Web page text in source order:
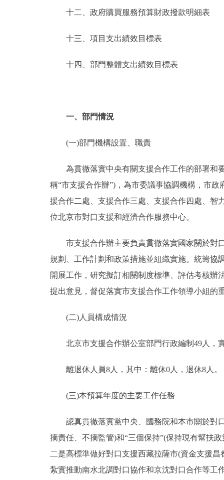
十二、政府購買服務預算財政撥款明細表
十三、項目支出績效目標表
十四、部門整體支出績效目標表
一、部門情況
(一)部門機構設置、職責
為貫徹落實中央有關支援合作工作的部署和要
稱“市支援合作辦”)，為市委議事協調機構，市
援合作二處、支援合作三處、支援合作四處、智
位北京市對口支援和經濟合作服務中心。
市支援合作辦主要負責貫徹落實國家關於對口
規劃、工作計劃和政策措施並組織實施。統籌協
開展工作，研究擬訂相關制度標準、評估考核
提出意見，督促落實市支援合作工作領導小組的
(二)人員構成情況
北京市支援合作辦公室部門行政編制49人，
離退休人員8人，其中：離休0人，退休8人。
(三)本預算年度的主要工作任務
認真貫徹落實黨中央、國務院和本市關於對口
摘責任、不摘監管)和“三個保持”(保持現有幫扶
二是高標準做好對口支援西藏拉薩市(資金支援
紮實推動南水北調對口協作和京沈對口合作等工